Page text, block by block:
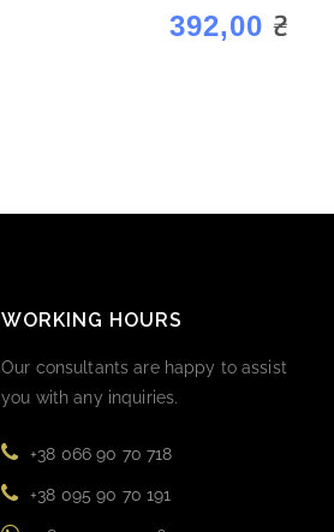
392,00 ₴
WORKING HOURS
Our consultants are happy to assist
you with any inquiries.
+38 066 90 70 718
+38 095 90 70 191